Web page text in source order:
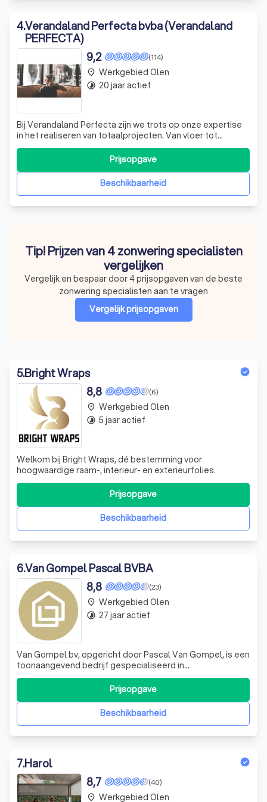
4.Verandaland Perfecta bvba (Verandaland
PERFECTA)
(114)
9,2
Bij Verandaland Perfecta zijn we trots op onze expertise
in het realiseren van totaalprojecten. Van vloer tot
plafond, binnen en buiten, wij voeren alle werken uit met
de hoogste aandacht voor detail. Onze veranda's zijn
volledig personaliseerbaar, wat betekent dat u de vorm,
afmetingen, stijl, kleuBeschikbaarheid
Prijsopgave
place Werkgebied Olen
timelapse 20 jaar actief
Tip! Prijzen van 4 zonwering specialisten
vergelijken
Vergelijk en bespaar door 4 prijsopgaven van de beste
zonwering specialisten aan te vragen
Vergelijk prijsopgaven
5.Bright Wraps
(6)
8,8
Welkom bij Bright Wraps, dé bestemming voor
hoogwaardige raam-, interieur- en exterieurfolies.
Beschikbaarheid
Prijsopgave
place Werkgebied Olen
timelapse 5 jaar actief
6.Van Gompel Pascal BVBA
(23)
8,8
Van Gompel bv, opgericht door Pascal Van Gompel, is een
toonaangevend bedrijf gespecialiseerd in
woningautomatisatie. Met jarenlange ervaring in de
sector, onderscheiden we ons door de perfecte balans
tussen kwaliteit en persoonlijke service. We zijn
uitgegroeid tot een referentie in de regio, dankz
Beschikbaarheid
Prijsopgave
place Werkgebied Olen
timelapse 27 jaar actief
7.Harol
(40)
8,7
place Werkgebied Olen